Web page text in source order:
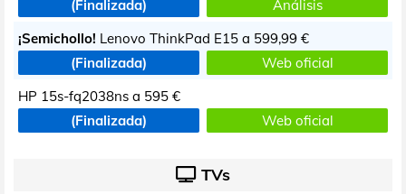
(Finalizada)
Análisis
¡Semichollo! Lenovo ThinkPad E15 a 599,99 €
(Finalizada)
Web oficial
HP 15s-fq2038ns a 595 €
(Finalizada)
Web oficial
TVs